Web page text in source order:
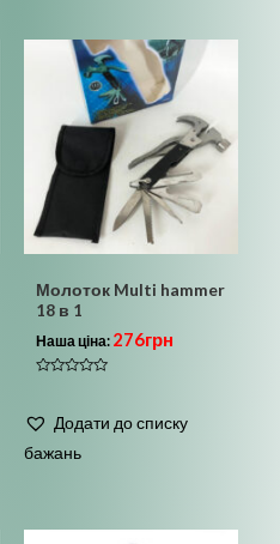
Молоток Multi hammer
18 в 1
Наша ціна: 276грн
з
Додати до списку
бажань